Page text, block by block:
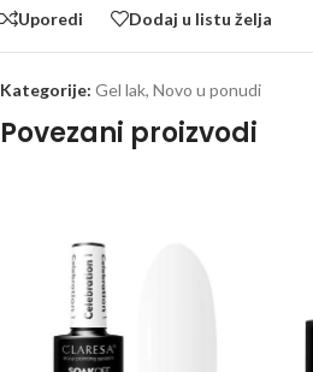
Uporedi Dodaj u listu želja
Kategorije: Gel lak, Novo u ponudi
Povezani proizvodi